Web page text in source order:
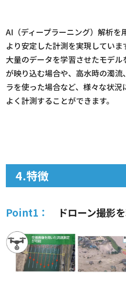
AI（ディープラーニング）解析を
より安定した計測を実現していま
大量のデータを学習させたモデ
が映り込む場合や、高水時の濁
ラを使った場合など、様々な状
よく計測することができます。
4.特徴
Point1： ドローン撮影